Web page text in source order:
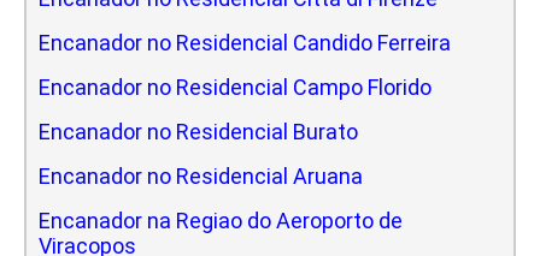
Encanador no Residencial Candido Ferreira
Encanador no Residencial Campo Florido
Encanador no Residencial Burato
Encanador no Residencial Aruana
Encanador na Regiao do Aeroporto de
Viracopos